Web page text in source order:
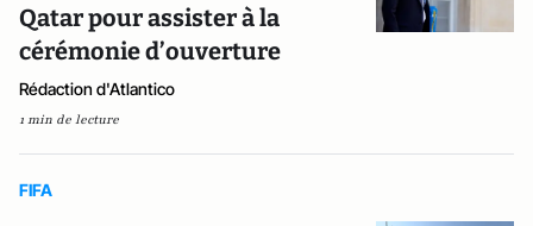
Qatar pour assister à la
cérémonie d’ouverture
Rédaction d'Atlantico
1 min de lecture
FIFA